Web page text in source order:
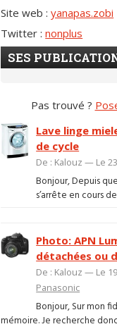
Site web :yanapas.zobi
Twitter :nonplus
SES
Pas trouvé ?
Lave linge
de cycle
De : Kalouz — Le
Bonjour, Depuis
s’arrête en cours
Photo: APN
détachées ou
De : Kalouz — Le
Panasonic
Bonjour, Sur mon
mémoire. Je recherche